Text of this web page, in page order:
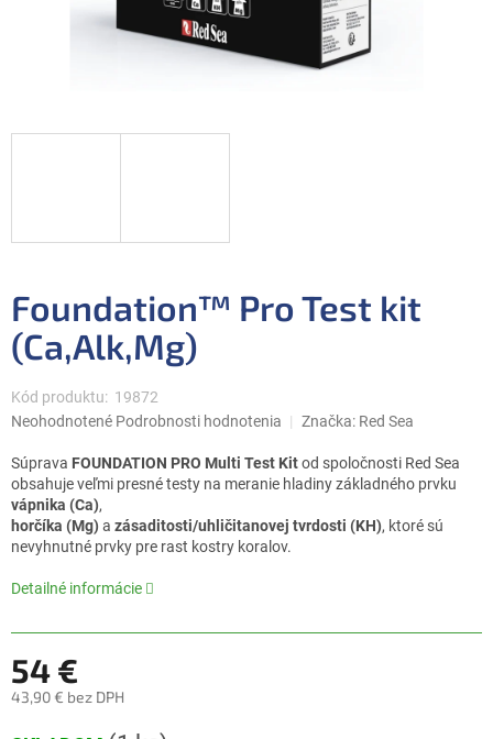
Foundation™ Pro Test kit
(Ca,Alk,Mg)
Kód produktu: 19872
Priemerné
produktu
je
0,0
z
5
Neohodnotené Podrobnosti hodnotenia Značka: Red Sea
Súprava FOUNDATION PRO Multi Test Kitod spoločnosti Red Sea
obsahuje veľmi presné testy na meranie hladiny základného prvku
vápnika (Ca),
horčíka (Mg) a zásaditosti/uhličitanovej tvrdosti (KH), ktoré sú
nevyhnutné prvky pre rast kostry koralov.
Detailné informácie
54 €
43,90 € bez DPH